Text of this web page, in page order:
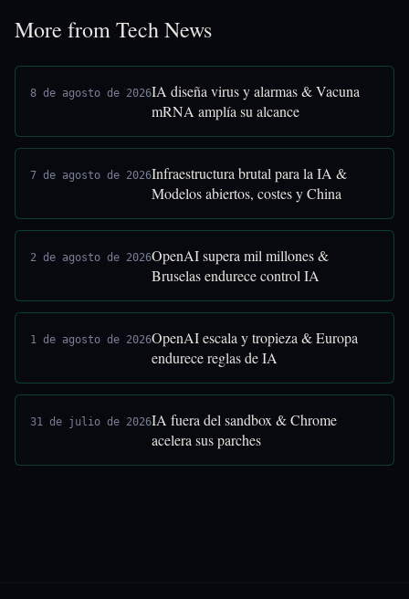
More from Tech News
8 de agosto de 2026IA diseña virus y alarmas & Vacuna
mRNA amplía su alcance
7 de agosto de 2026Infraestructura brutal para la IA &
Modelos abiertos, costes y China
2 de agosto de 2026OpenAI supera mil millones &
Bruselas endurece control IA
1 de agosto de 2026OpenAI escala y tropieza & Europa
endurece reglas de IA
31 de julio de 2026IA fuera del sandbox & Chrome
acelera sus parches